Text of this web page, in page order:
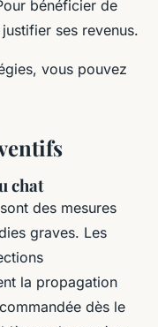
bénéficier de
ses revenus.
vous pouvez
chat
des mesures
graves. Les
la propagation
dès le